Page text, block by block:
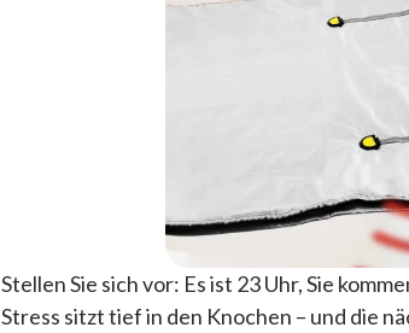
Stellen Sie sich vor: Es ist 23 Uhr, Sie
Stress sitzt tief in den Knochen – und die